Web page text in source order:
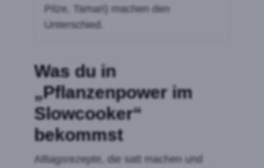
Pilze, Tamari) machen den
Unterschied.
Was du in
„Pflanzenpower im
Slowcooker“
bekommst
Alltagsrezepte, die satt machen und